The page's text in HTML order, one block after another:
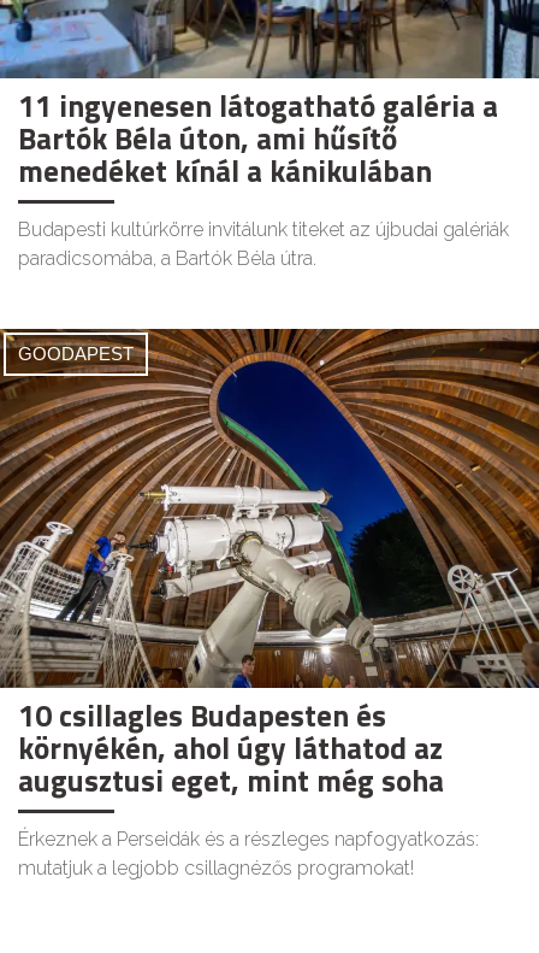
11 ingyenesen látogatható galéria a
Bartók Béla úton, ami hűsítő
menedéket kínál a kánikulában
Budapesti kultúrkörre invitálunk titeket az újbudai galériák
paradicsomába, a Bartók Béla útra.
GOODAPEST
10 csillagles Budapesten és
környékén, ahol úgy láthatod az
augusztusi eget, mint még soha
Érkeznek a Perseidák és a részleges napfogyatkozás:
mutatjuk a legjobb csillagnézős programokat!